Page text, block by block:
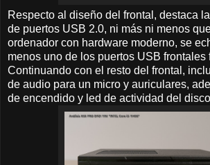
Respecto al diseño del frontal, destaca
de puertos USB 2.0, ni más ni menos
ordenador con hardware moderno, se
menos uno de los puertos USB frontales
Continuando con el resto del frontal,
de audio para un micro y auriculares,
de encendido y led de actividad del